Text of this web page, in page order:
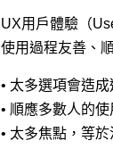
UX用戶體驗（
使用過程友善、
• 太多選項會造
• 順應多數人的
• 太多焦點，等於